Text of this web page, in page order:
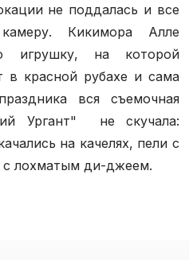
не поддалась и все
Кикимора Алле
игрушку, на которой
в красной рубахе и сама
вся съемочная
Ургант" не скучала:
на качелях, пели с
с лохматым ди-джеем.